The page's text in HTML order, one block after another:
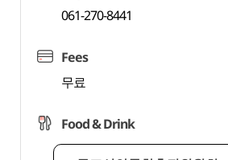
061-270-8441
Fees
무료
Food & Drink